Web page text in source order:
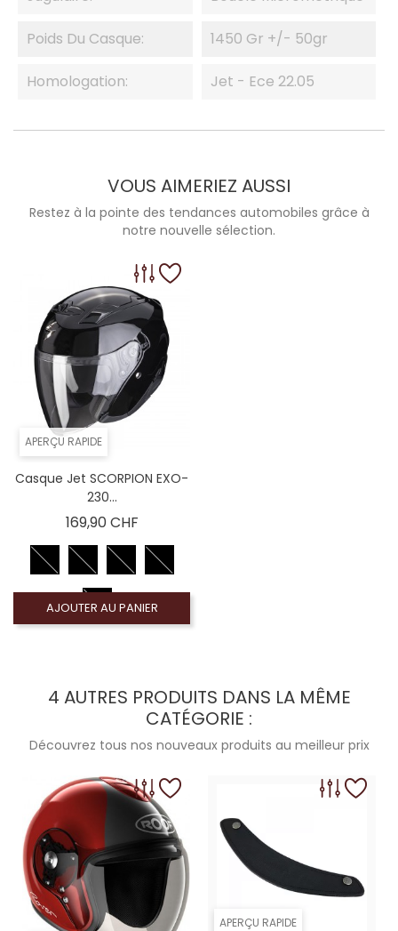
Poids Du Casque: 1450 Gr +/- 50gr
Homologation: Jet - Ece 22.05
VOUS AIMERIEZ AUSSI
Restez à la pointe des tendances automobiles grâce à
notre nouvelle sélection.
APERÇU RAPIDE
Casque Jet SCORPION EXO-
230...
169,90 CHFPrix
AJOUTER AU PANIER
4 AUTRES PRODUITS DANS LA MÊME
CATÉGORIE :
Découvrez tous nos nouveaux produits au meilleur prix
APERÇU RAPIDE